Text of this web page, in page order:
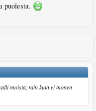
puolesta.
moista, niin kuin ei monen